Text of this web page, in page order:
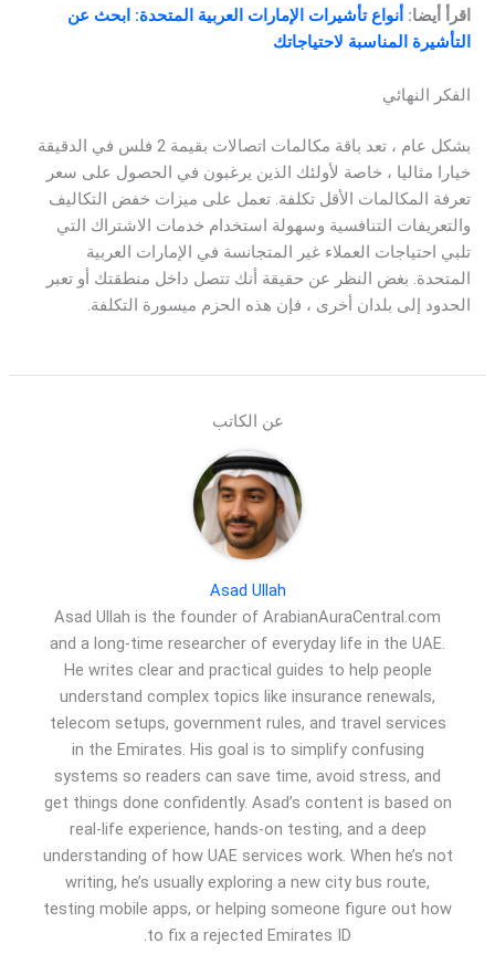
اقرأ أيضا: أنواع تأشيرات الإمارات العربية المتحدة: ابحث عن
التأشيرة المناسبة لاحتياجاتك
الفكر النهائي
بشكل عام ، تعد باقة مكالمات اتصالات بقيمة 2 فلس في الدقيقة
خيارا مثاليا ، خاصة لأولئك الذين يرغبون في الحصول على سعر
تعرفة المكالمات الأقل تكلفة. تعمل على ميزات خفض التكاليف
والتعريفات التنافسية وسهولة استخدام خدمات الاشتراك التي
تلبي احتياجات العملاء غير المتجانسة في الإمارات العربية
المتحدة. بغض النظر عن حقيقة أنك تتصل داخل منطقتك أو تعبر
الحدود إلى بلدان أخرى ، فإن هذه الحزم ميسورة التكلفة.
عن الكاتب
Asad Ullah
Asad Ullah is the founder of ArabianAuraCentral.com
and a long-time researcher of everyday life in the UAE.
He writes clear and practical guides to help people
understand complex topics like insurance renewals,
telecom setups, government rules, and travel services
in the Emirates. His goal is to simplify confusing
systems so readers can save time, avoid stress, and
get things done confidently. Asad’s content is based on
real-life experience, hands-on testing, and a deep
understanding of how UAE services work. When he’s not
writing, he’s usually exploring a new city bus route,
testing mobile apps, or helping someone figure out how
to fix a rejected Emirates ID.